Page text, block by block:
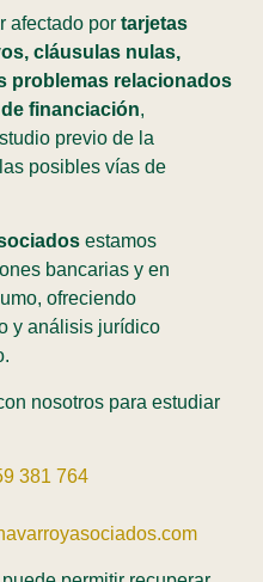
afectado por tarjetas
cláusulas nulas,
problemas relacionados
financiación,
previo de la
posibles vías de
estamos
bancarias y en
ofreciendo
y análisis jurídico
nosotros para estudiar
381 764